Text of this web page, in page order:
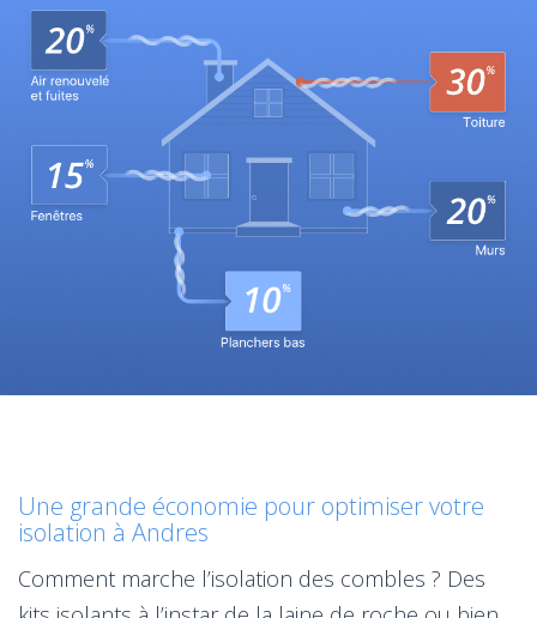
Une grande économie pour optimiser votre
isolation à Andres
Comment marche l’isolation des combles ? Des